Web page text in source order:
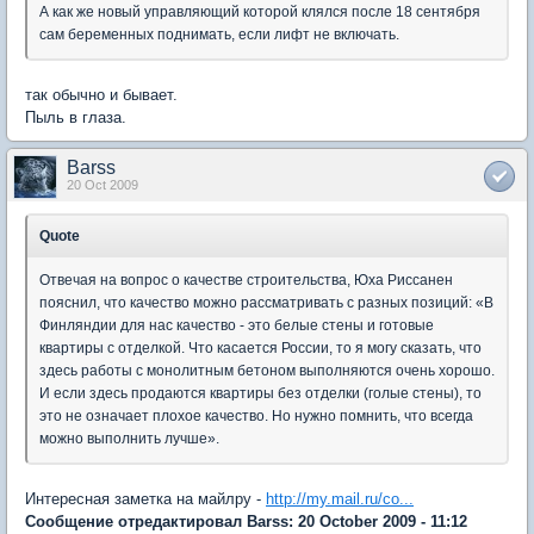
А как же новый управляющий которой клялся после 18 сентября
сам беременных поднимать, если лифт не включать.
так обычно и бывает.
Пыль в глаза.
Barss
20 Oct 2009
Quote
Отвечая на вопрос о качестве строительства, Юха Риссанен
пояснил, что качество можно рассматривать с разных позиций: «В
Финляндии для нас качество - это белые стены и готовые
квартиры с отделкой. Что касается России, то я могу сказать, что
здесь работы с монолитным бетоном выполняются очень хорошо.
И если здесь продаются квартиры без отделки (голые стены), то
это не означает плохое качество. Но нужно помнить, что всегда
можно выполнить лучше».
Интересная заметка на майлру - http://my.mail.ru/co...
Сообщение отредактировал Barss: 20 October 2009 - 11:12